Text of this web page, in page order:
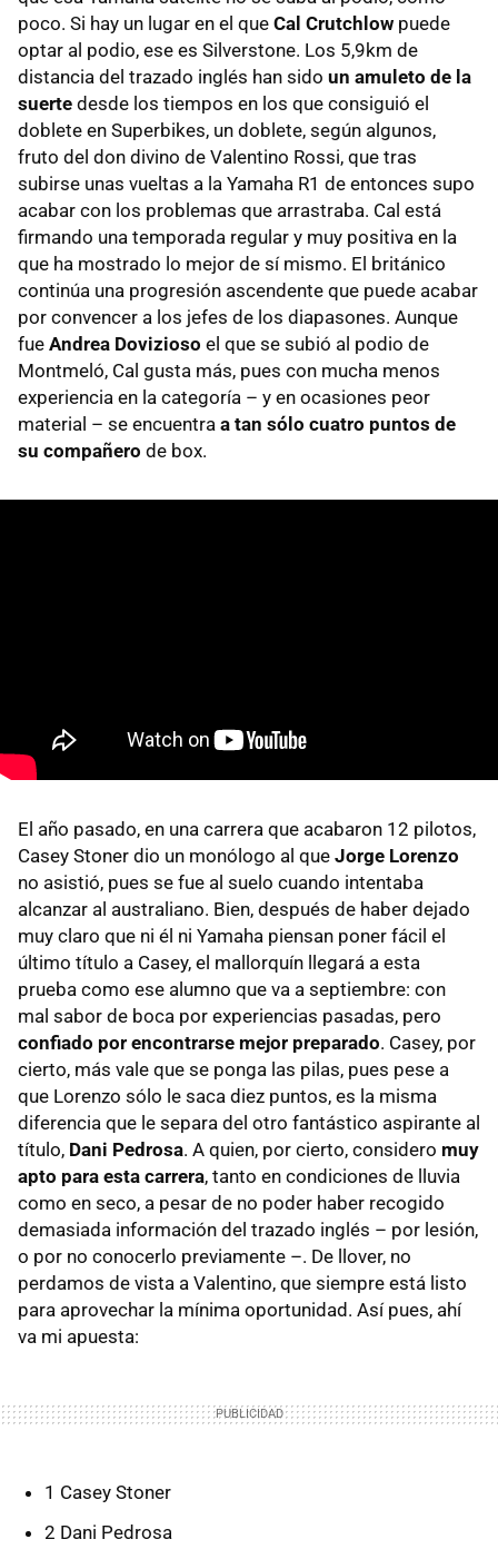
poco. Si hay un lugar en el que Cal Crutchlow puede
optar al podio, ese es Silverstone. Los 5,9km de
distancia del trazado inglés han sido un amuleto de la
suerte desde los tiempos en los que consiguió el
doblete en Superbikes, un doblete, según algunos,
fruto del don divino de Valentino Rossi, que tras
subirse unas vueltas a la Yamaha R1 de entonces supo
acabar con los problemas que arrastraba. Cal está
firmando una temporada regular y muy positiva en la
que ha mostrado lo mejor de sí mismo. El británico
continúa una progresión ascendente que puede acabar
por convencer a los jefes de los diapasones. Aunque
fue Andrea Dovizioso el que se subió al podio de
Montmeló, Cal gusta más, pues con mucha menos
experiencia en la categoría – y en ocasiones peor
material – se encuentra a tan sólo cuatro puntos de
su compañero de box.
El año pasado, en una carrera que acabaron 12 pilotos,
Casey Stoner dio un monólogo al que Jorge Lorenzo
no asistió, pues se fue al suelo cuando intentaba
alcanzar al australiano. Bien, después de haber dejado
muy claro que ni él ni Yamaha piensan poner fácil el
último título a Casey, el mallorquín llegará a esta
prueba como ese alumno que va a septiembre: con
mal sabor de boca por experiencias pasadas, pero
confiado por encontrarse mejor preparado. Casey, por
cierto, más vale que se ponga las pilas, pues pese a
que Lorenzo sólo le saca diez puntos, es la misma
diferencia que le separa del otro fantástico aspirante al
título, Dani Pedrosa. A quien, por cierto, considero muy
apto para esta carrera, tanto en condiciones de lluvia
como en seco, a pesar de no poder haber recogido
demasiada información del trazado inglés – por lesión,
o por no conocerlo previamente –. De llover, no
perdamos de vista a Valentino, que siempre está listo
para aprovechar la mínima oportunidad. Así pues, ahí
va mi apuesta:
1 Casey Stoner
2 Dani Pedrosa